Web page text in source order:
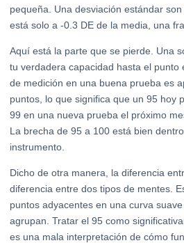
pequeña. Una desviación estándar
está solo a -0.3 DE de la media, una
Aquí está la parte que se pierde. Una
tu verdadera capacidad hasta el punto
de medición en una buena prueba es
puntos, lo que significa que un 95 hoy
99 en una nueva prueba el próximo
La brecha de 95 a 100 está bien
instrumento.
Dicho de otra manera, la diferencia
diferencia entre dos tipos de mentes.
puntos adyacentes en una curva
agrupan. Tratar el 95 como
es una mala interpretación de cómo